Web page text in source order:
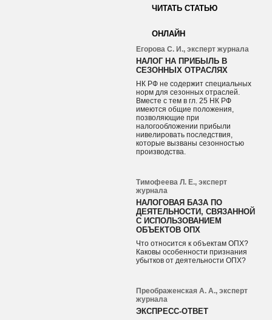
ЧИТАТЬ СТАТЬЮ
ОНЛАЙН
Егорова С. И., эксперт журнала
НАЛОГ НА ПРИБЫЛЬ В
СЕЗОННЫХ ОТРАСЛЯХ
НК РФ не содержит специальных
норм для сезонных отраслей.
Вместе с тем в гл. 25 НК РФ
имеются общие положения,
позволяющие при
налогообложении прибыли
нивелировать последствия,
которые вызваны сезонностью
производства.
Тимофеева Л. Е., эксперт
журнала
НАЛОГОВАЯ БАЗА ПО
ДЕЯТЕЛЬНОСТИ, СВЯЗАННОЙ
С ИСПОЛЬЗОВАНИЕМ
ОБЪЕКТОВ ОПХ
Что относится к объектам ОПХ?
Каковы особенности признания
убытков от деятельности ОПХ?
Преображенская А. А., эксперт
журнала
ЭКСПРЕСС-ОТВЕТ